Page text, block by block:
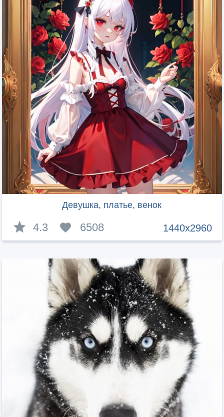
Девушка, платье, венок
1440x2960
4.3 6508